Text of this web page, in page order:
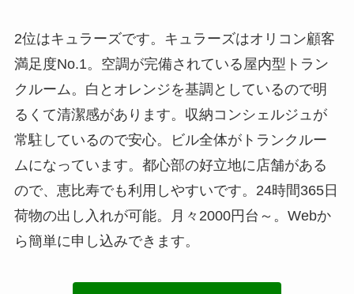
2位はキュラーズです。キュラーズはオリコン顧客
満足度No.1。空調が完備されている屋内型トラン
クルーム。白とオレンジを基調としているので明
るくて清潔感があります。収納コンシェルジュが
常駐しているので安心。ビル全体がトランクルー
ムになっています。都心部の好立地に店舗がある
ので、恵比寿でも利用しやすいです。24時間365日
荷物の出し入れが可能。月々2000円台～。Webか
ら簡単に申し込みできます。